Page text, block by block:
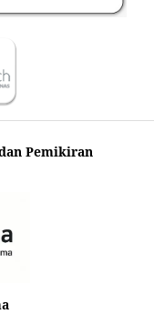
Pemikiran